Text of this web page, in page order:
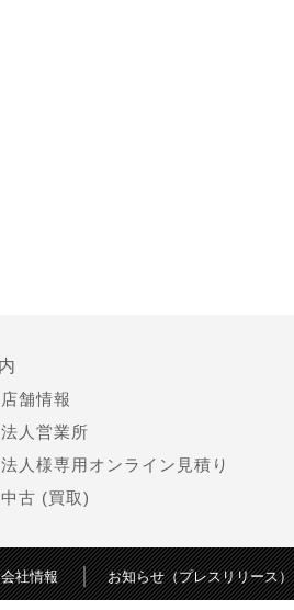
店舗情報
法人営業所
法人様専用オンライン見積り
中古 (買取)
会社情報 お知らせ（プレスリリース）